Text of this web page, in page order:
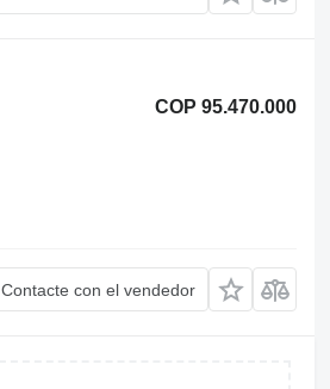
COP 95.470.000
Contacte con el vendedor